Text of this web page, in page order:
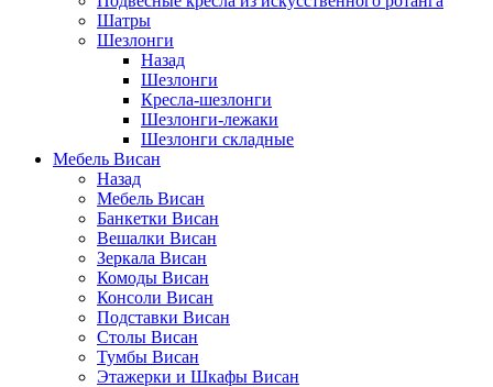
Шатры
Шезлонги
Назад
Шезлонги
Кресла-шезлонги
Шезлонги-лежаки
Шезлонги складные
Мебель Висан
Назад
Мебель Висан
Банкетки Висан
Вешалки Висан
Зеркала Висан
Комоды Висан
Консоли Висан
Подставки Висан
Столы Висан
Тумбы Висан
Этажерки и Шкафы Висан